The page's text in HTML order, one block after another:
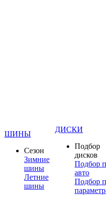
ШИНЫ
Сезон
Зимние
шины
Летние
шины
ДИСКИ
Подбор
дисков
Подбор
авто
Подбор